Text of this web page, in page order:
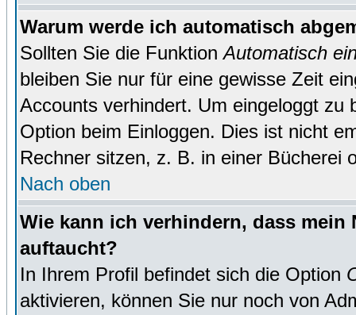
Warum werde ich automatisch
Sollten Sie die FunktionAutomatisch
bleiben Sie nur für eine gewisse Zeit
Accounts verhindert. Um eingeloggt zu
Option beim Einloggen. Dies ist nicht
Rechner sitzen, z. B. in einer Bücherei
Nach oben
Wie kann ich verhindern, dass
auftaucht?
In Ihrem Profil befindet sich die Option
aktivieren, können Sie nur noch von